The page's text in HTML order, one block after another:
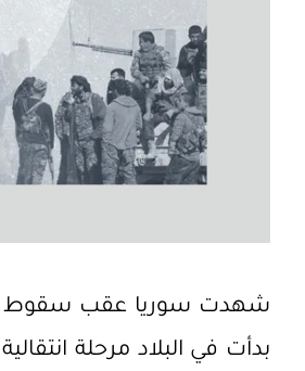
شهدت سوريا عقب سقوط
بدأت في البلاد مرحلة